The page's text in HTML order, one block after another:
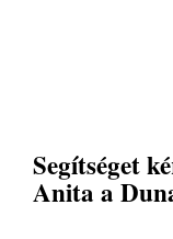
Segítséget
Anita a